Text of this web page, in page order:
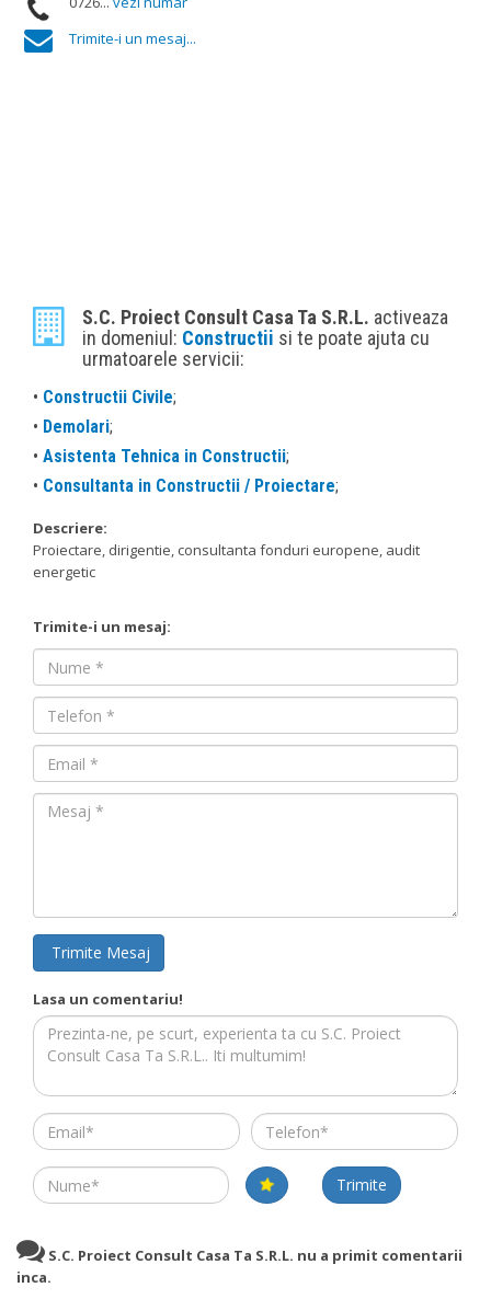
Trimite-i un mesaj...
S.C. Proiect Consult Casa Ta S.R.L. activeaza
in domeniul: Constructii si te poate ajuta cu
urmatoarele servicii:
• Constructii Civile;
• Demolari;
• Asistenta Tehnica in Constructii;
• Consultanta in Constructii / Proiectare;
Descriere:
Proiectare, dirigentie, consultanta fonduri europene, audit
energetic
Trimite-i un mesaj:
Nume
Nume
Email
Mesaj
Trimite Mesaj
Lasa un comentariu!
Email Telefon
Name Trimite
S.C. Proiect Consult Casa Ta S.R.L. nu a primit comentarii
inca.